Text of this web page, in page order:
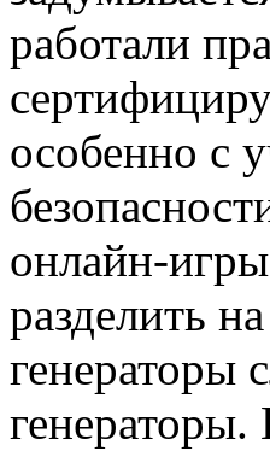
работали
особенно с
онлайн-
разделить
генераторы